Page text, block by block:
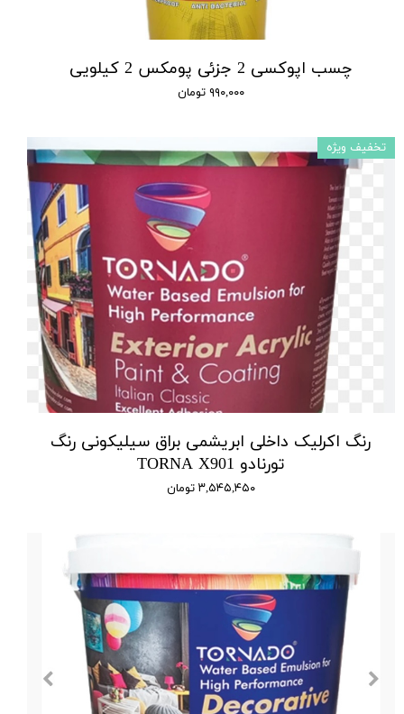
چسب اپوکسی 2 جزئی پومکس 2 کیلویی
۹۹۰,۰۰۰ تومان
رنگ اکرلیک داخلی ابریشمی براق سیلیکونی رنگ
تورنادو TORNA X901
۳,۵۴۵,۴۵۰ تومان
تخفیف ویژه